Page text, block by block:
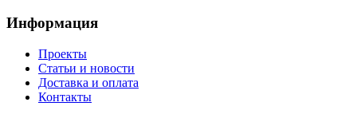
Информация
Проекты
Статьи и новости
Доставка и оплата
Контакты